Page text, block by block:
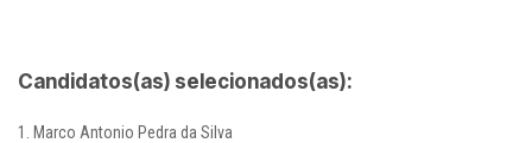
Candidatos(as) selecionados(as):
Marco Antonio Pedra da Silva